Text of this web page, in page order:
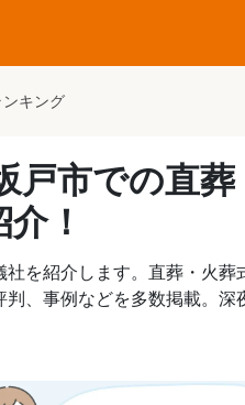
キング
戸市での直
！
を紹介します。直葬・火
、事例などを多数掲載。